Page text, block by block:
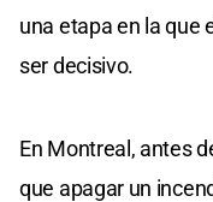
una etapa en la que
ser decisivo.
En Montreal, antes
que apagar un